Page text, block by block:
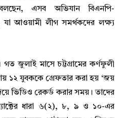
এসব অভিযান বিএনপি-
যা আওয়ামী লীগ সমর্থকদের লক্ষ্য
জুলাই মাসে চট্টগ্রামের কর্ণফুলী
১২ যুবককে গ্রেফতার করা হয় ‘জয়
ভিডিও রেকর্ড করার সময়। তাদের
ধারা ৬(২), ৮, ৯ ও ১০-এর